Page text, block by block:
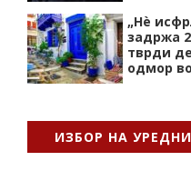
„Нѐ
задржа
тврди
одмор
ИЗБОР НА